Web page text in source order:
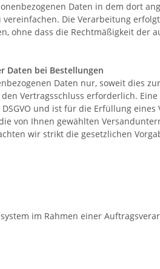
Daten in dem dort
Die Verarbeitung
ohne dass die Rechtmäßigkeit
Daten bei Bestellungen
Daten nur, soweit dies
Vertragsschluss erforderlich.
und ist für die Erfüllung
von Ihnen gewählten
wir strikt die gesetzlichen
im Rahmen einer